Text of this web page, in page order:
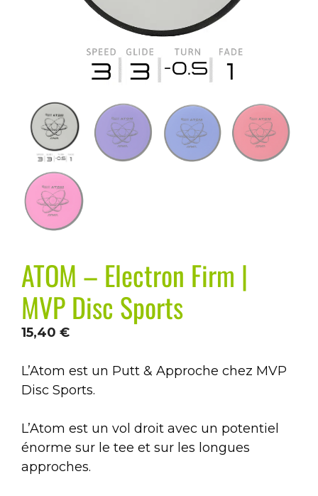
ATOM – Electron Firm |
MVP Disc Sports
15,40 €
L’Atom est un Putt & Approche chez MVP
Disc Sports.
L’Atom est un vol droit avec un potentiel
énorme sur le tee et sur les longues
approches.